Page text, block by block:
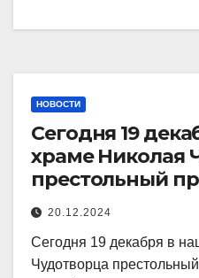
НОВОСТИ
Сегодня 19
храме Николая
престольный
со дня первой
20.12.2024
Сегодня 19 декабря в
Чудотворца